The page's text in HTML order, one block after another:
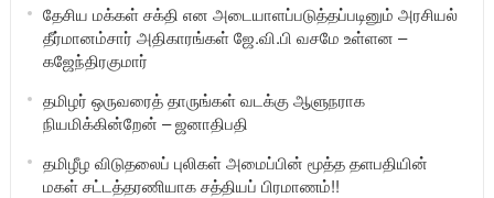
தேசிய மக்கள் சக்தி என அடையாளப்படுத்தப்படினும் அரசியல்
தீர்மானம்சார் அதிகாரங்கள் ஜே.வி.பி வசமே உள்ளன –
கஜேந்திரகுமார்
தமிழர் ஒருவரைத் தாருங்கள் வடக்கு ஆளுநராக
நியமிக்கின்றேன் – ஜனாதிபதி
தமிழீழ விடுதலைப் புலிகள் அமைப்பின் மூத்த தளபதியின்
மகள் சட்டத்தரணியாக சத்தியப் பிரமாணம்!!